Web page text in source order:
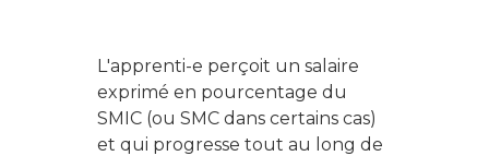
L'apprenti-e perçoit un salaire
exprimé en pourcentage du
SMIC (ou SMC dans certains cas)
et qui progresse tout au long de